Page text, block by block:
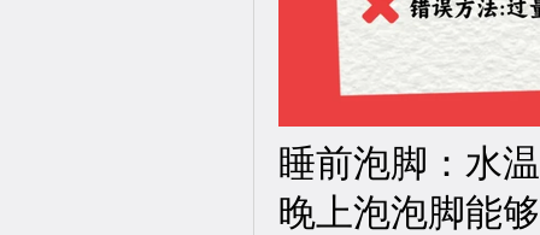
睡前泡脚：水
晚上泡泡脚能